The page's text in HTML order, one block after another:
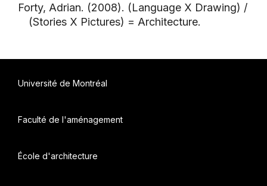
Forty, Adrian. (2008). (Language X Drawing) /
(Stories X Pictures) = Architecture.
Université de Montréal
Faculté de l'aménagement
École d'architecture